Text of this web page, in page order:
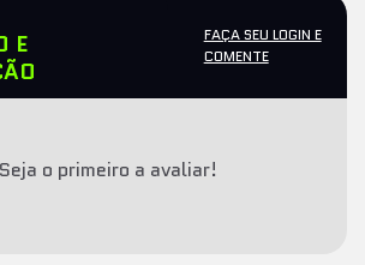
E
FAÇA SEU LOGIN E
COMENTE
Seja o primeiro a avaliar!